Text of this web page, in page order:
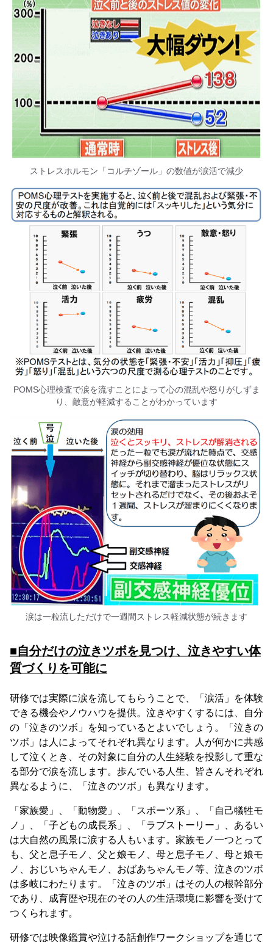
ストレスホルモン「コルチゾール」の数値が涙活で減少
POMS心理検査で涙を流すことによって心の混乱や怒りがしずま
り、敵意が軽減することがわかっています
涙は一粒流しただけで一週間ストレス軽減状態が続きます
■自分だけの泣きツボを見つけ、泣きやすい体
質づくりを可能に
研修では実際に涙を流してもらうことで、「涙活」を体験
できる機会やノウハウを提供。泣きやすくするには、自分
の「泣きのツボ」を知っているとよいでしょう。「泣きの
ツボ」は人によってそれぞれ異なります。人が何かに共感
して泣くとき、その対象に自分の人生経験を投影して重な
る部分で涙を流します。歩んでいる人生、皆さんそれぞれ
異なるように、「泣きのツボ」も異なります。
「家族愛」、「動物愛」、「スポーツ系」、「自己犠牲モ
ノ」、「子どもの成長系」、「ラブストーリー」、あるい
は大自然の風景に涙する人もいます。家族モノ一つとって
も、父と息子モノ、父と娘モノ、母と息子モノ、母と娘モ
ノ、おじいちゃんモノ、おばあちゃんモノ等、泣きのツボ
は多岐にわたります。「泣きのツボ」はその人の根幹部分
であり、成育歴や現在のその人の生活環境に影響を受けて
つくられます。
研修では映像鑑賞や泣ける話創作ワークショップを通じて